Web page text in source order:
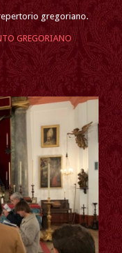
gregoriano.
GREGORIANO